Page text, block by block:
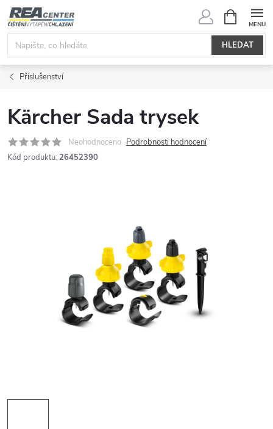
Přejít
na
obsah
HLEDAT
NÁKUPNÍ
KOŠÍK
Příslušenství
Kärcher Sada trysek
Neohodnoceno Podrobnosti hodnocení
Kód produktu: 26452390